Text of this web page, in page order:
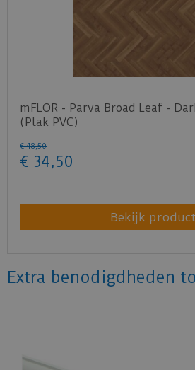
mFLOR - Parva Broad Leaf -
(Plak PVC)
€ 48,50
€ 34,50
Bekijk product
Extra benodigdheden